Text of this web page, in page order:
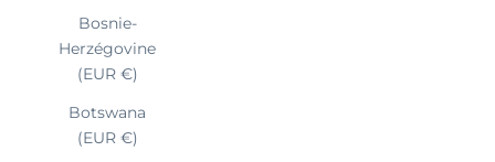
Bosnie-
Herzégovine
(EUR €)
Botswana
(EUR €)